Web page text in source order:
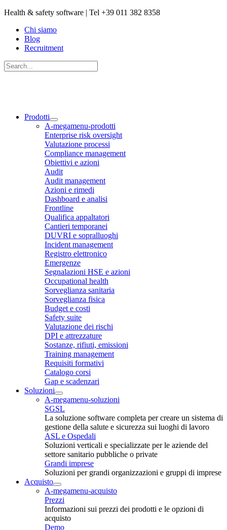
Vai
contenuto
Health & safety software | Tel +39 011 382 8358
Chi siamo
Blog
Recruitment
Cerca:
Prodotti
A-megamenu-prodotti
Enterprise risk oversight
Valutazione processi
Compliance management
Obiettivi e azioni
Audit
Audit management
Azioni e rimedi
Dashboard e analisi
Frontline
Qualifica appaltatori
Cantieri temporanei
DUVRI e sopralluoghi
Incident management
Registro elettronico
Emergenze
Segnalazioni HSE e azioni
Occupational health
Sorveglianza sanitaria
Sorveglianza fisica
Budget e costi
Safety suite
Valutazione dei rischi
DPI e attrezzature
Sostanze, rifiuti, emissioni
Training management
Requisiti formativi
Catalogo corsi
Gap e scadenzari
Soluzioni
A-megamenu-soluzioni
SGSL
La soluzione software completa per creare un sistema di
gestione della salute e sicurezza sui luoghi di lavoro
ASL e Ospedali
Soluzioni verticali e specializzate per le aziende del
settore sanitario pubbliche o private
Grandi imprese
Soluzioni per grandi organizzazioni e gruppi di imprese
Acquisto
A-megamenu-acquisto
Prezzi
Informazioni sui prezzi dei prodotti e le opzioni di
acquisto
Demo